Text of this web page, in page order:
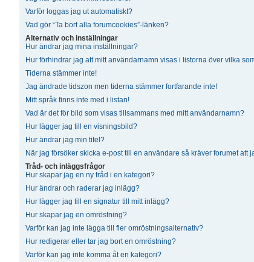
Varför loggas jag ut automatiskt?
Vad gör “Ta bort alla forumcookies”-länken?
Alternativ och inställningar
Hur ändrar jag mina inställningar?
Hur förhindrar jag att mitt användarnamn visas i listorna över vilka
Tiderna stämmer inte!
Jag ändrade tidszon men tiderna stämmer fortfarande inte!
Mitt språk finns inte med i listan!
Vad är det för bild som visas tillsammans med mitt användarnamn?
Hur lägger jag till en visningsbild?
Hur ändrar jag min titel?
När jag försöker skicka e-post till en användare så kräver forumet att
Tråd- och inläggsfrågor
Hur skapar jag en ny tråd i en kategori?
Hur ändrar och raderar jag inlägg?
Hur lägger jag till en signatur till mitt inlägg?
Hur skapar jag en omröstning?
Varför kan jag inte lägga till fler omröstningsalternativ?
Hur redigerar eller tar jag bort en omröstning?
Varför kan jag inte komma åt en kategori?